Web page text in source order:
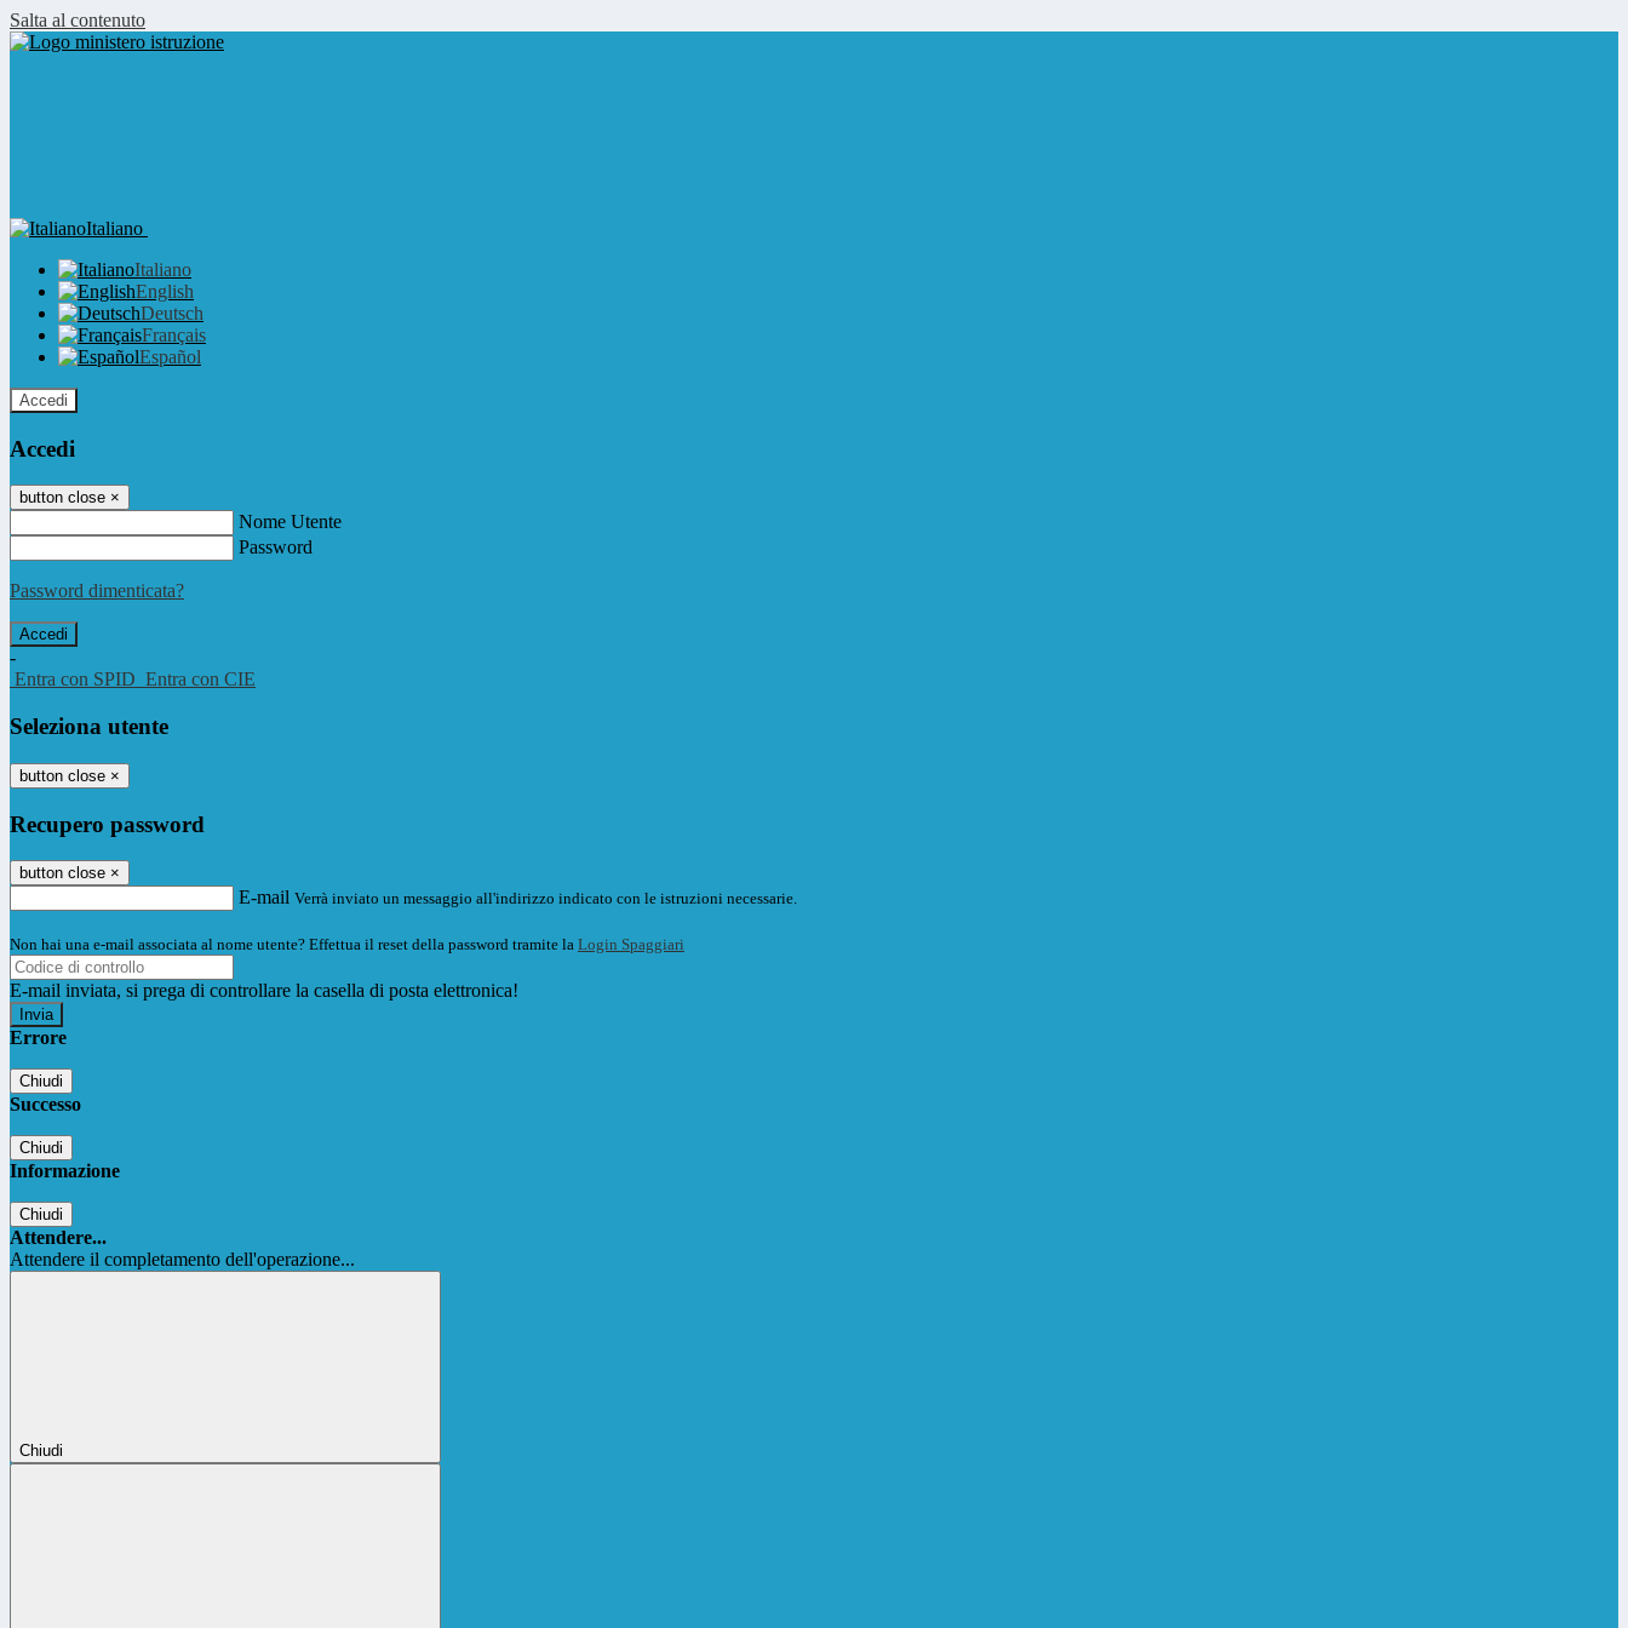
Salta al contenuto
Italiano
Italiano
English
Deutsch
Français
Español
Accedi
Accedi
button close ×
Nome Utente
Password
Password dimenticata?
-
Entra con SPID Entra con CIE
Seleziona utente
button close ×
Recupero password
button close ×
E-mail Verrà inviato un messaggio all'indirizzo indicato con le istruzioni necessarie.
Non hai una e-mail associata al nome utente? Effettua il reset della password tramite la Login Spaggiari
E-mail inviata, si prega di controllare la casella di posta elettronica!
Errore
Chiudi
Successo
Chiudi
Informazione
Chiudi
Attendere...
Attendere il completamento dell'operazione...
Chiudi